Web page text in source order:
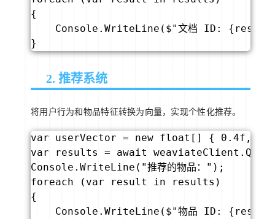
{
Console.WriteLine($"文档 ID:
}
2. 推荐系统
将用户行为和物品特征转换为向量，实现个性化推荐。
var userVector = new float[] { 0.4f,
var results = await
Console.WriteLine("推荐的物品：");
foreach (var result in results)
{
Console.WriteLine($"物品 ID: